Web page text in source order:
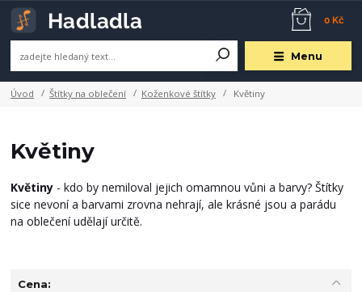
Menu
0 Kč
Úvod Štítky na oblečení Koženkové štítky Květiny
Květiny
Květiny - kdo by nemiloval jejich omamnou vůni a barvy? Štítky
sice nevoní a barvami zrovna nehrají, ale krásné jsou a parádu
na oblečení udělají určitě.
Cena: